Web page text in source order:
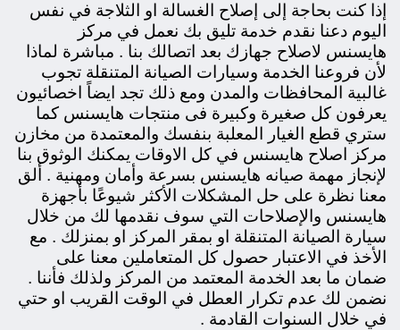
إذا كنت بحاجة إلى إصلاح الغسالة او الثلاجة في نفس
اليوم دعنا نقدم خدمة تليق بك نعمل في مركز
هايسنس لاصلاح جهازك بعد اتصالك بنا . مباشرة لماذا
لأن فروعنا الخدمة وسيارات الصيانة المتنقلة تجوب
غالبية المحافظات والمدن ومع ذلك تجد ايضاً اخصائيون
يعرفون كل صغيرة وكبيرة فى منتجات هايسنس كما
ستري قطع الغيار المعلبة بنفسك والمعتمدة من مخازن
مركز اصلاح هايسنس في كل الاوقات يمكنك الوثوق بنا
لإنجاز مهمة صيانه هايسنس بسرعة وأمان ومهنية . ألق
معنا نظرة على حل المشكلات الأكثر شيوعًا بأجهزة
هايسنس والإصلاحات التي سوف نقدمها لك من خلال
سيارة الصيانة المتنقلة او بمقر المركز او بمنزلك . مع
الأخذ في الاعتبار حصول كل المتعاملين معنا على
ضمان ما بعد الخدمة المعتمد من المركز ولذلك فأننا .
نضمن لك عدم تكرار العطل في الوقت القريب او حتي
في خلال السنوات القادمة .